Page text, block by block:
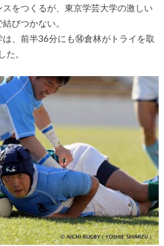
をつくるが、東京学芸大学の激しい
びつかない。
は、前半36分にも⑭倉林がトライを取
た。